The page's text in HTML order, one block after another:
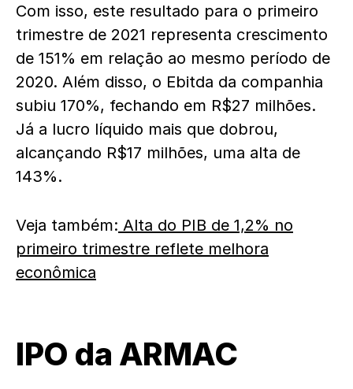
Com isso, este resultado para o primeiro
trimestre de 2021 representa crescimento
de 151% em relação ao mesmo período de
2020. Além disso, o Ebitda da companhia
subiu 170%, fechando em R$27 milhões.
Já a lucro líquido mais que dobrou,
alcançando R$17 milhões, uma alta de
143%.
Veja também: Alta do PIB de 1,2% no
primeiro trimestre reflete melhora
econômica
IPO da ARMAC